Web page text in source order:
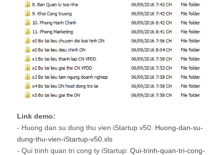
Link demo:
- Huong dan su dung thu vien iStartup v50: Huong-dan-su-
dung-thu-vien-iStartup-v50.xls
- Qui trinh quan tri cong ty iStartup: Qui-trinh-quan-tri-cong-